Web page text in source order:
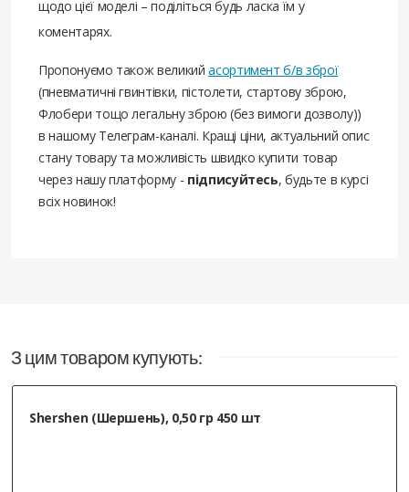
щодо цієї моделі – поділіться будь ласка їм у
коментарях.
Пропонуємо також великийасортимент б/в зброї
(пневматичні гвинтівки, пістолети, стартову зброю,
Флобери тощо легальну зброю (без вимоги дозволу))
в нашому Телеграм-каналі. Кращі ціни, актуальний опис
стану товару та можливість швидко купити товар
через нашу платформу - підписуйтесь, будьте в курсі
всіх новинок!
З цим товаром купують:
Shershen (Шершень), 0,50 гр 450 шт